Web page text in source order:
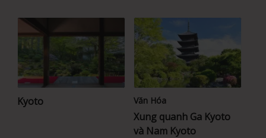
Kyoto Văn Hóa
Xung quanh Ga Kyoto
và Nam Kyoto